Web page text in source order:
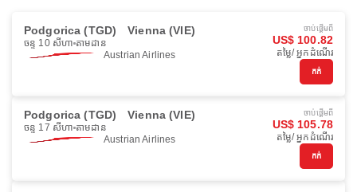
Podgorica (TGD) Vienna (VIE)
ចន្ទ 10 សីហា តាមដាន
Austrian Airlines
ចាប់ផ្ដើមពី
US$ 100.82
តម្លៃ/ អ្នកដំណើរ
កក់
Podgorica (TGD) Vienna (VIE)
ចន្ទ 17 សីហា តាមដាន
Austrian Airlines
ចាប់ផ្ដើមពី
US$ 105.78
តម្លៃ/ អ្នកដំណើរ
កក់